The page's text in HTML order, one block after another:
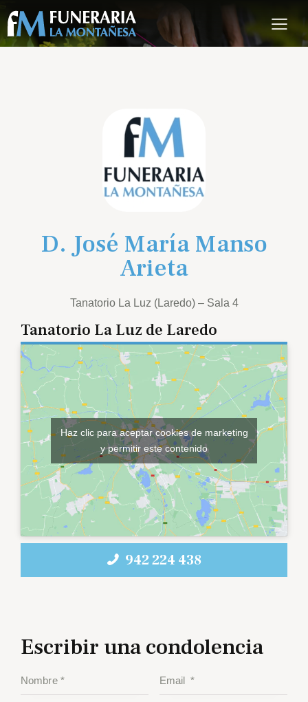
D. José María Manso
Arieta
Tanatorio La Luz (Laredo) – Sala 4
Tanatorio La Luz de Laredo
Haz clic para aceptar cookies de marketing
y permitir este contenido
942 224 438
Escribir una condolencia